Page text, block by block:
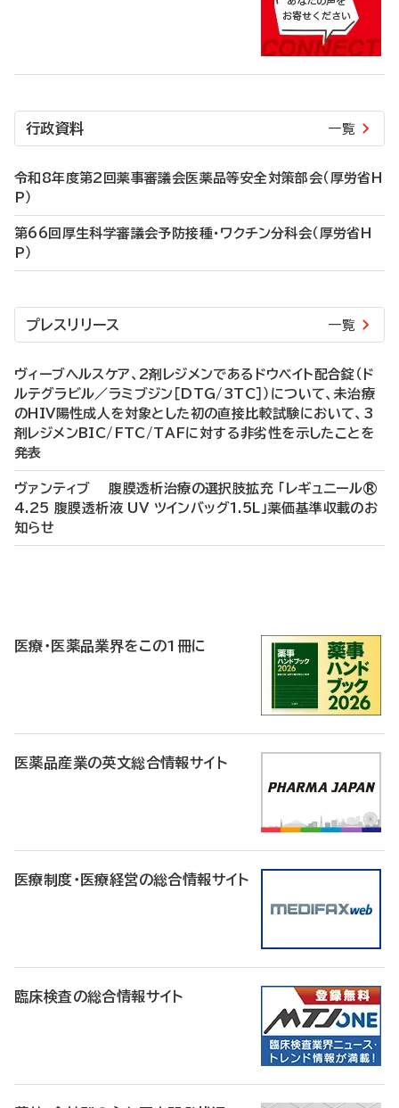
行政資料 一覧
令和8年度第2回薬事審議会医薬品等安全対策部会（厚労省H
P）
第66回厚生科学審議会予防接種・ワクチン分科会（厚労省H
P）
プレスリリース 一覧
ヴィーブヘルスケア、2剤レジメンであるドウベイト配合錠（ド
ルテグラビル／ラミブジン［DTG/3TC］）について、未治療
のHIV陽性成人を対象とした初の直接比較試験において、3
剤レジメンBIC/FTC/TAFに対する非劣性を示したことを
発表
ヴァンティブ 腹膜透析治療の選択肢拡充 「レギュニール®
4.25 腹膜透析液 UV ツインバッグ1.5L」薬価基準収載のお
知らせ
医療・医薬品業界をこの1冊に
医薬品産業の英文総合情報サイト
医療制度・医療経営の総合情報サイト
臨床検査の総合情報サイト